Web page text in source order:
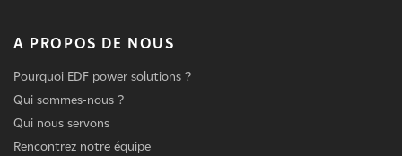
A PROPOS DE NOUS
Pourquoi EDF power solutions ?
Qui sommes-nous ?
Qui nous servons
Rencontrez notre équipe